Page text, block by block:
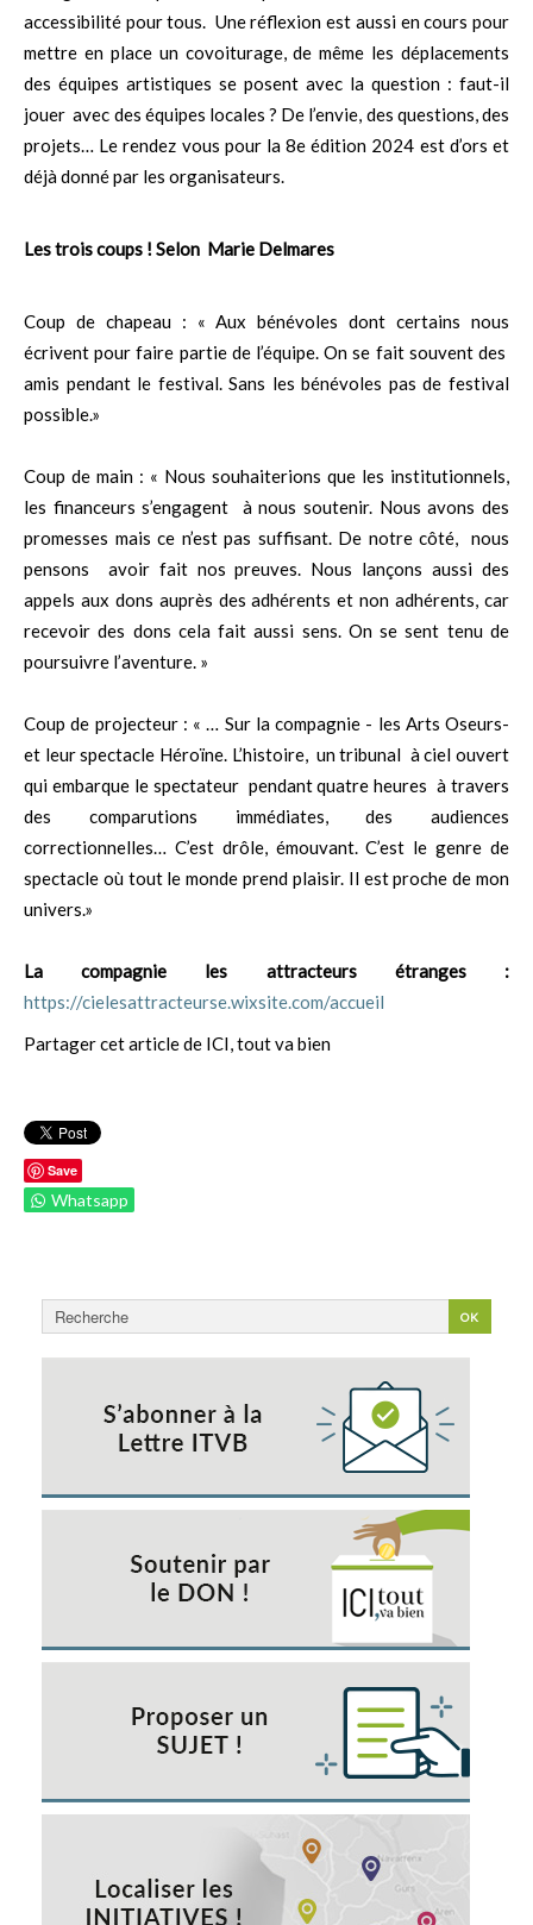
OK
Rechercher
accessibilité pour tous. Une réflexion est aussi en cours pour
mettre en place un covoiturage, de même les déplacements
des équipes artistiques se posent avec la question : faut-il
jouer avec des équipes locales ? De l’envie, des questions, des
projets… Le rendez vous pour la 8e édition 2024 est d’ors et
déjà donné par les organisateurs.
Les trois coups ! Selon Marie Delmares
Coup de chapeau : « Aux bénévoles dont certains nous
écrivent pour faire partie de l’équipe. On se fait souvent des
amis pendant le festival. Sans les bénévoles pas de festival
possible.»
Coup de main : « Nous souhaiterions que les institutionnels,
les financeurs s’engagent à nous soutenir. Nous avons des
promesses mais ce n’est pas suffisant. De notre côté, nous
pensons avoir fait nos preuves. Nous lançons aussi des
appels aux dons auprès des adhérents et non adhérents, car
recevoir des dons cela fait aussi sens. On se sent tenu de
poursuivre l’aventure. »
Coup de projecteur : « … Sur la compagnie - les Arts Oseurs-
et leur spectacle Héroïne. L’histoire, un tribunal à ciel ouvert
qui embarque le spectateur pendant quatre heures à travers
des comparutions immédiates, des audiences
correctionnelles… C’est drôle, émouvant. C’est le genre de
spectacle où tout le monde prend plaisir. Il est proche de mon
univers.»
La compagnie les attracteurs étranges :
https://cielesattracteurse.wixsite.com/accueil
Partager cet article de ICI, tout va bien
Save
Whatsapp